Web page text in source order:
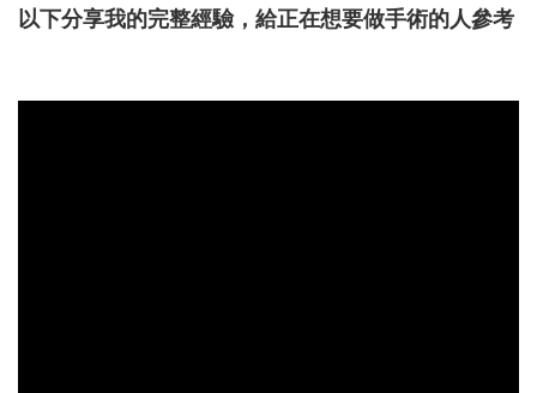
以下分享我的完整經驗，給正在想要做手術的人參考